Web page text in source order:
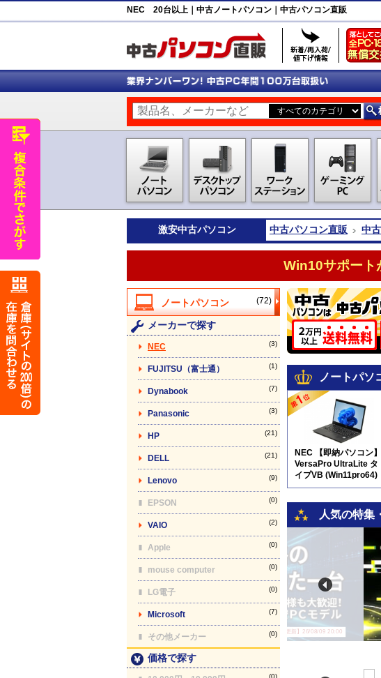
NEC 20台以上｜中古ノートパソコン｜中古パソコン直販
激安中古パソコン 中古パソコン直販 中
Win10サポート
(72)
メーカーで探す
NEC (3)
FUJITSU（富士通） (1)
Dynabook (7)
Panasonic (3)
HP (21)
DELL (21)
Lenovo (9)
EPSON (0)
VAIO (2)
Apple (0)
mouse computer (0)
LG電子 (0)
Microsoft (7)
その他メーカー (0)
価格で探す
(0)
ノートパソ
NEC 【即納パソコン】
VersaPro UltraLite タ
イプVB (Win11pro64)
(SSD新品) 5N8
人気の特集
【最終更新】26/08/09 20:00